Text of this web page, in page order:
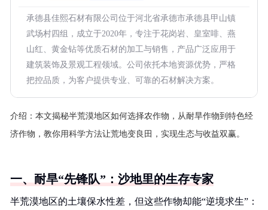
承德县佳熙石材有限公司位于河北省承德市承德县甲山镇
武场村四组，成立于2020年，专注于花岗岩、皇室啡、燕
山红、黄金钻等优质石材的加工与销售，产品广泛应用于
建筑装饰及景观工程领域。公司依托本地资源优势，严格
把控品质，为客户提供专业、可靠的石材解决方案。
介绍： 本文揭秘半荒漠地区如何选择农作物，从耐旱作物到特色经
济作物，教你用科学方法让荒地变良田，实现生态与收益双赢。
一、耐旱“先锋队”：沙地里的生存专家
半荒漠地区的土壤保水性差，但这些作物却能“逆境求生”：